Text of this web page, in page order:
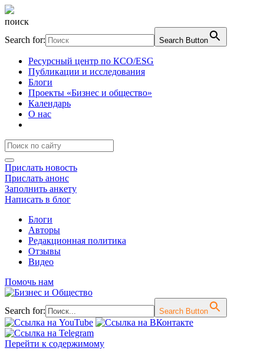
поиск
Search for:
Search Button
Ресурсный центр по КСО/ESG
Публикации и исследования
Блоги
Проекты «Бизнес и общество»
Календарь
О нас
Прислать новость
Прислать анонс
Заполнить анкету
Написать в блог
Блоги
Авторы
Редакционная политика
Отзывы
Видео
Помочь нам
Search for: Search Button
Перейти к содержимому